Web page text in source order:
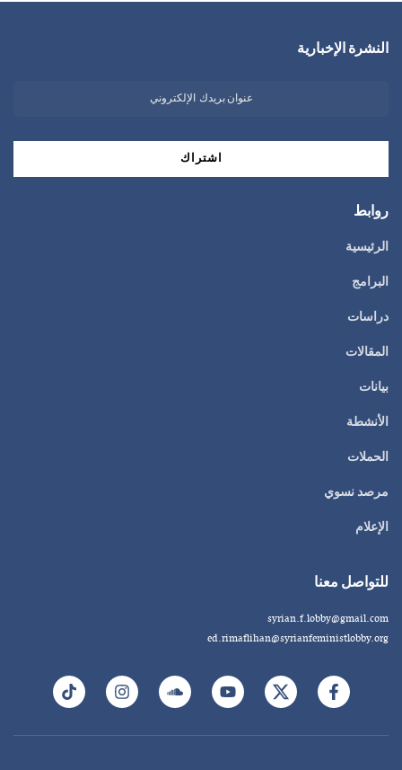
النشرة الإخبارية
روابط
الرئيسية
البرامج
دراسات
المقالات
بيانات
الأنشطة
الحملات
مرصد نسوي
الإعلام
للتواصل معنا
syrian.f.lobby@gmail.com
ed.rimaflihan@syrianfeministlobby.org